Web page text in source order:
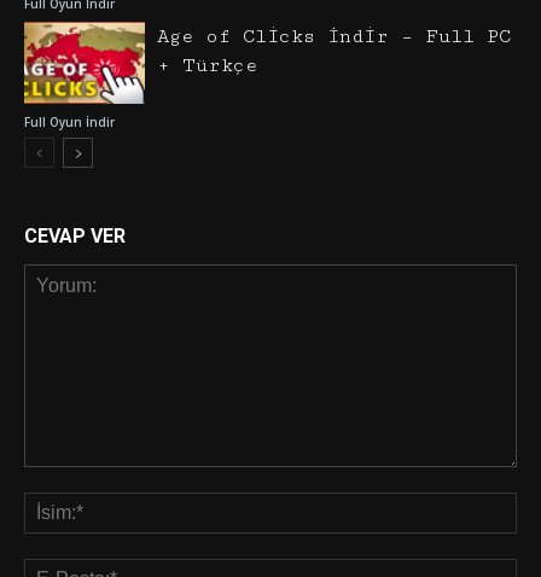
Full Oyun İndir
Full Oyun İndir
Age of Clicks İndir – Full PC
+ Türkçe
CEVAP VER